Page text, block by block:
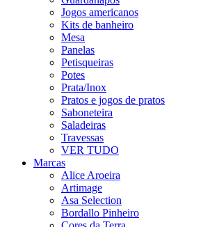
Jogos americanos
Kits de banheiro
Mesa
Panelas
Petisqueiras
Potes
Prata/Inox
Pratos e jogos de pratos
Saboneteira
Saladeiras
Travessas
VER TUDO
Marcas
Alice Aroeira
Artimage
Asa Selection
Bordallo Pinheiro